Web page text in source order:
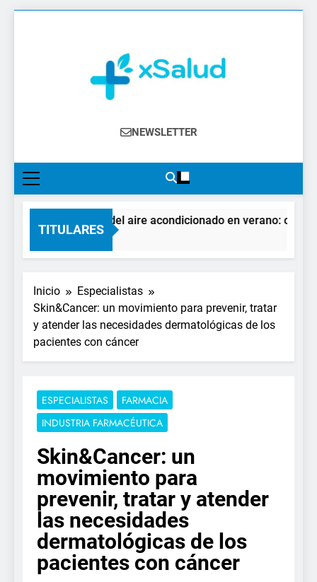
XSalud
Noticias Del Sector Salud. Congresos Y
Farmacéutica, Atención Primaria,
Especialistas, Farmacia, Etc…
NEWSLETTER
TITULARES
El impacto del aire acondicionado en verano: claves
3 Horas Atrás
Inicio
Especialistas
Skin&Cancer: un movimiento para prevenir, tratar
y atender las necesidades dermatológicas de los
pacientes con cáncer
ESPECIALISTAS
FARMACIA
INDUSTRIA FARMACÉUTICA
Skin&Cancer: un
movimiento para
prevenir, tratar y atender
las necesidades
dermatológicas de los
pacientes con cáncer